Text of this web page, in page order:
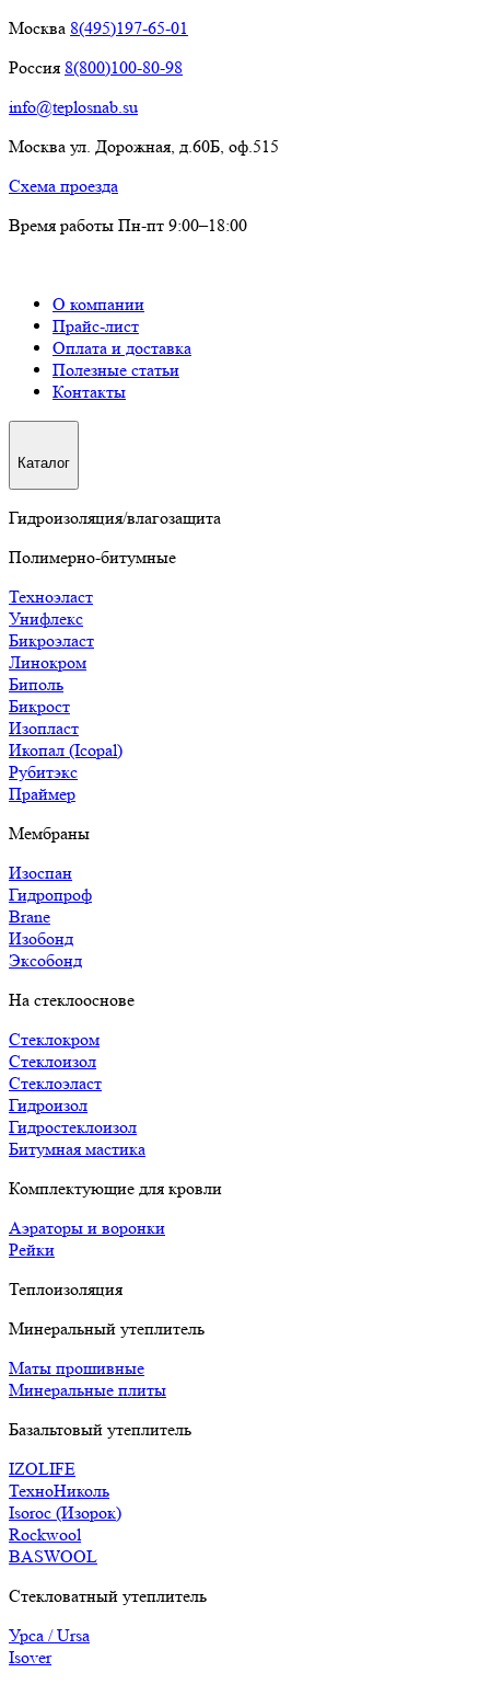
Москва 8(495)197-65-01
Россия 8(800)100-80-98
info@teplosnab.su
Москва ул. Дорожная, д.60Б, оф.515
Схема проезда
Время работы Пн-пт 9:00–18:00
О компании
Прайс-лист
Оплата и доставка
Полезные статьи
Контакты
Каталог
Гидроизоляция/влагозащита
Полимерно-битумные
Техноэласт
Унифлекс
Бикроэласт
Линокром
Биполь
Бикрост
Изопласт
Икопал (Icopal)
Рубитэкс
Праймер
Мембраны
Изоспан
Гидропроф
Brane
Изобонд
Эксобонд
На стеклооснове
Стеклокром
Стеклоизол
Стеклоэласт
Гидроизол
Гидростеклоизол
Битумная мастика
Комплектующие для кровли
Аэраторы и воронки
Рейки
Теплоизоляция
Минеральный утеплитель
Маты прошивные
Минеральные плиты
Базальтовый утеплитель
IZOLIFE
ТехноНиколь
Isoroc (Изорок)
Rockwool
BASWOOL
Стекловатный утеплитель
Урса / Ursa
Isover